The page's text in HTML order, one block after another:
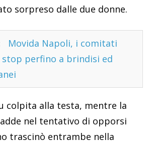
sorpreso dalle due donne.
Movida Napoli, i comitati
perfino a brindisi ed
colpita alla testa, mentre la
nel tentativo di opporsi
trascinò entrambe nella